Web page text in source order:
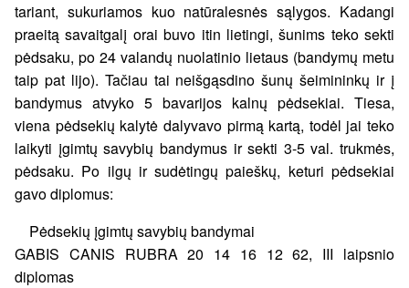
tariant, sukuriamos kuo natūralesnės sąlygos. Kadangi
praeitą savaitgalį orai buvo itin lietingi, šunims teko sekti
pėdsaku, po 24 valandų nuolatinio lietaus (bandymų metu
taip pat lijo). Tačiau tai neišgąsdino šunų šeimininkų ir į
bandymus atvyko 5 bavarijos kalnų pėdsekiai. Tiesa,
viena pėdsekių kalytė dalyvavo pirmą kartą, todėl jai teko
laikyti įgimtų savybių bandymus ir sekti 3-5 val. trukmės,
pėdsaku. Po ilgų ir sudėtingų paieškų, keturi pėdsekiai
gavo diplomus:
Pėdsekių įgimtų savybių bandymai
GABIS CANIS RUBRA 20 14 16 12 62, III laipsnio
diplomas